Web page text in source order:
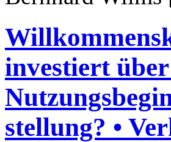
investiert
stellung? •